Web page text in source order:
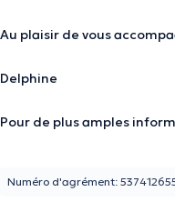
Au plaisir de vous
Delphine
Pour de plus amples
Numéro d'agrément: